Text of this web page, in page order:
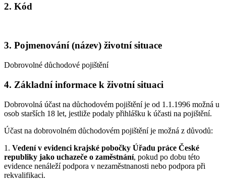
2. Kód
3. Pojmenování (název) životní situace
Dobrovolné důchodové pojištění
4. Základní informace k životní situaci
Dobrovolná účast na důchodovém pojištění je od 1.1.1996 možná u
osob starších 18 let, jestliže podaly přihlášku k účasti na pojištění.
Účast na dobrovolném důchodovém pojištění je možná z důvodů:
1. Vedení v evidenci krajské pobočky Úřadu práce České
republiky jako uchazeče o zaměstnání, pokud po dobu této
evidence nenáleží podpora v nezaměstnanosti nebo podpora při
rekvalifikaci.